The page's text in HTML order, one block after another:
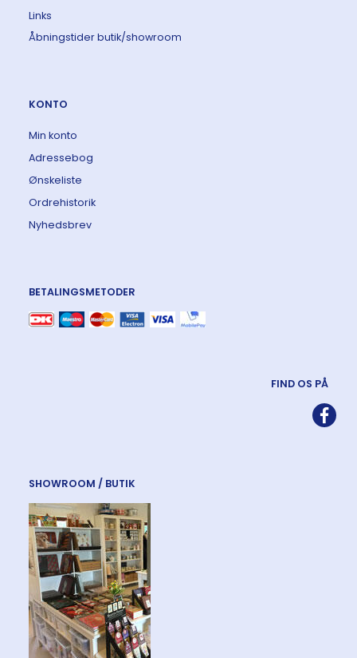
Links
Åbningstider butik/showroom
KONTO
Min konto
Adressebog
Ønskeliste
Ordrehistorik
Nyhedsbrev
BETALINGSMETODER
FIND OS PÅ
SHOWROOM / BUTIK